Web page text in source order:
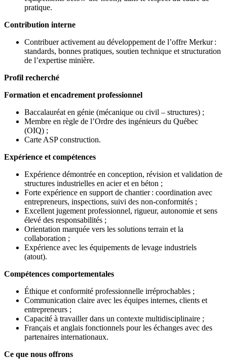
pratique.
Contribution interne
Contribuer activement au développement de l’offre Merkur :
standards, bonnes pratiques, soutien technique et structuration
de l’expertise minière.
Profil recherché
Formation et encadrement professionnel
Baccalauréat en génie (mécanique ou civil – structures) ;
Membre en règle de l’Ordre des ingénieurs du Québec
(OIQ) ;
Carte ASP construction.
Expérience et compétences
Expérience démontrée en conception, révision et validation de
structures industrielles en acier et en béton ;
Forte expérience en support de chantier : coordination avec
entrepreneurs, inspections, suivi des non-conformités ;
Excellent jugement professionnel, rigueur, autonomie et sens
élevé des responsabilités ;
Orientation marquée vers les solutions terrain et la
collaboration ;
Expérience avec les équipements de levage industriels
(atout).
Compétences comportementales
Éthique et conformité professionnelle irréprochables ;
Communication claire avec les équipes internes, clients et
entrepreneurs ;
Capacité à travailler dans un contexte multidisciplinaire ;
Français et anglais fonctionnels pour les échanges avec des
partenaires internationaux.
Ce que nous offrons